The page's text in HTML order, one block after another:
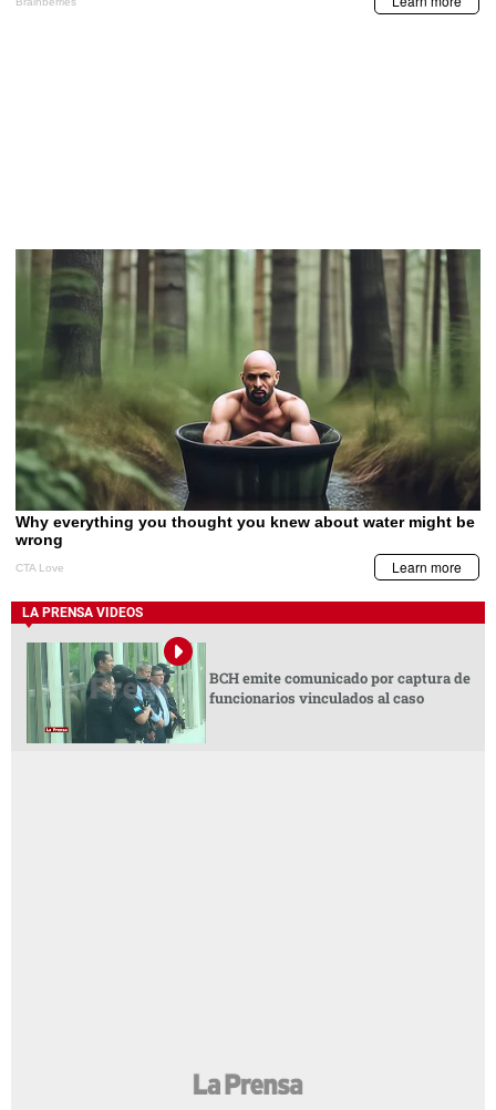
LA PRENSA VIDEOS
BCH emite comunicado por captura de
funcionarios vinculados al caso